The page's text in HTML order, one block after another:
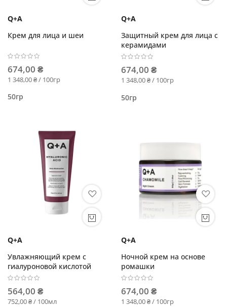
Q+A
Крем для лица и шеи
674,00 ₴
1 348,00 ₴ / 100гр
50гр
Q+A
Защитный крем для лица с
керамидами
674,00 ₴
1 348,00 ₴ / 100гр
50гр
Q+A
Увлажняющий крем с
гиалуроновой кислотой
564,00 ₴
752,00 ₴ / 100мл
Q+A
Ночной крем на основе
ромашки
674,00 ₴
1 348,00 ₴ / 100гр